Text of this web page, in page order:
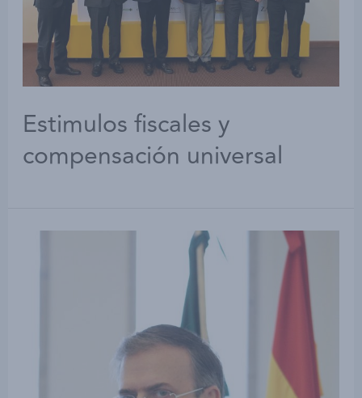
Estimulos fiscales y
compensación universal